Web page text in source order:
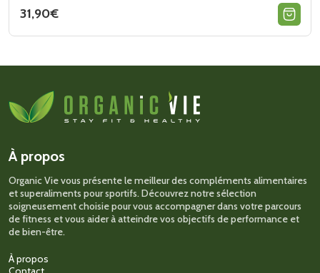
31,90€
produit
options
peuvent
être
la
du
produit
À propos
Organic Vie vous présente le meilleur des compléments alimentaires
et superaliments pour sportifs. Découvrez notre sélection
soigneusement choisie pour vous accompagner dans votre parcours
de fitness et vous aider à atteindre vos objectifs de performance et
de bien-être.
À propos